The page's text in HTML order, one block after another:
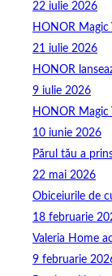
22 iulie 2026
HONOR
21 iulie 2026
HONOR
9 iulie 2026
HONOR Magic
10 iunie 2026
Părul tău a
22 mai 2026
Obiceiurile de
18 februarie
Valeria Home
9 februarie